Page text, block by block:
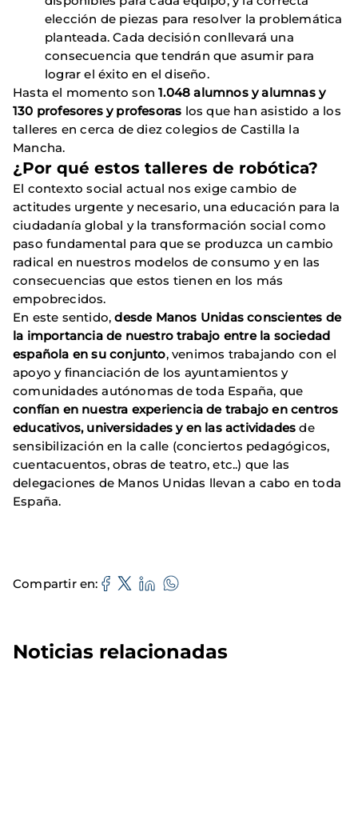
elección de piezas para resolver la problemática
planteada. Cada decisión conllevará una
consecuencia que tendrán que asumir para
lograr el éxito en el diseño.
Hasta el momento son1.048 alumnos y alumnas y
130 profesores y profesoras los que han asistido a los
talleres en cerca de diez colegios de Castilla la
Mancha.
¿Por qué estos talleres de robótica?
El contexto social actual nos exige cambio de
actitudes urgente y necesario, una educación para la
ciudadanía global y la transformación social como
paso fundamental para que se produzca un cambio
radical en nuestros modelos de consumo y en las
consecuencias que estos tienen en los más
empobrecidos.
En este sentido,desde Manos Unidas conscientes de
la importancia de nuestro trabajo entre la sociedad
española en su conjunto, venimos trabajando con el
apoyo y financiación de los ayuntamientos y
comunidades autónomas de toda España, que
confían en nuestra experiencia de trabajo en centros
educativos, universidades y en las actividades de
sensibilización en la calle (conciertos pedagógicos,
cuentacuentos, obras de teatro, etc..) que las
delegaciones de Manos Unidas llevan a cabo en toda
España.
Compartir en
Noticias relacionadas